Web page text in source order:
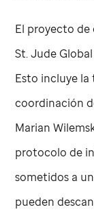
El proyecto de
St. Jude
Esto incluye
coordinación
Marian
protocolo de
sometidos a
pueden